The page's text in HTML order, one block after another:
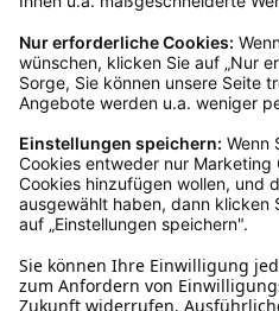
Mo – Fr 9 – 17 Uhr, Sa 9 –
Ruf uns an
04942-60 64 080
Schreibe uns
verkauf@schecker.de
WhatsApp Support